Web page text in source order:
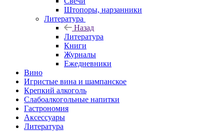
Штопоры, нарзанники
Литература
Назад
Литература
Книги
Журналы
Ежедневники
Вино
Игристые вина и шампанское
Крепкий алкоголь
Слабоалкогольные напитки
Гастрономия
Аксессуары
Литература